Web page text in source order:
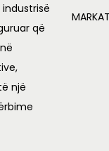
që
një